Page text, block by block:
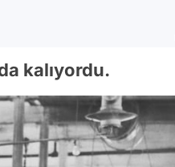
kalıyordu.